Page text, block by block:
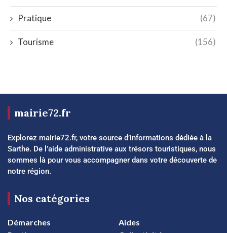
Pratique (67)
Tourisme (156)
mairie72.fr
Explorez mairie72.fr, votre source d’informations dédiée à la
Sarthe. De l’aide administrative aux trésors touristiques, nous
sommes là pour vous accompagner dans votre découverte de
notre région.
Nos catégories
Démarches
Aides